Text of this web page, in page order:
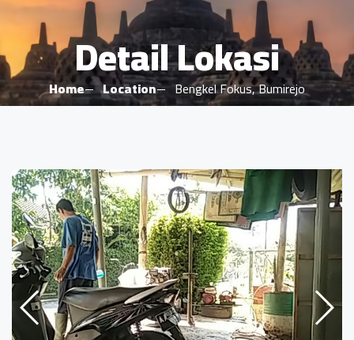
Detail Lokasi
Home Location Bengkel Fokus, Bumirejo